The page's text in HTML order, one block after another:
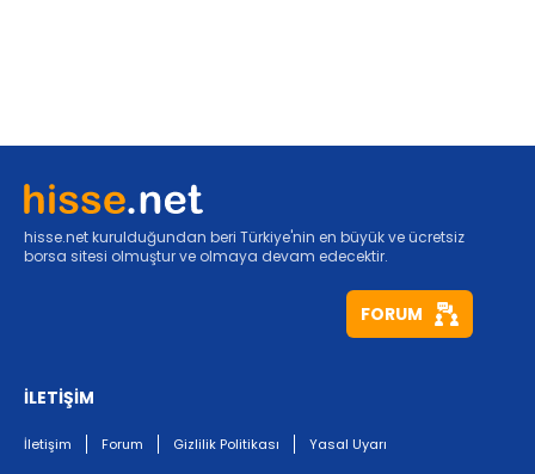
hisse.net kurulduğundan beri Türkiye'nin en büyük ve ücretsiz
borsa sitesi olmuştur ve olmaya devam edecektir.
FORUM
İLETİŞİM
İletişim Forum Gizlilik Politikası Yasal Uyarı